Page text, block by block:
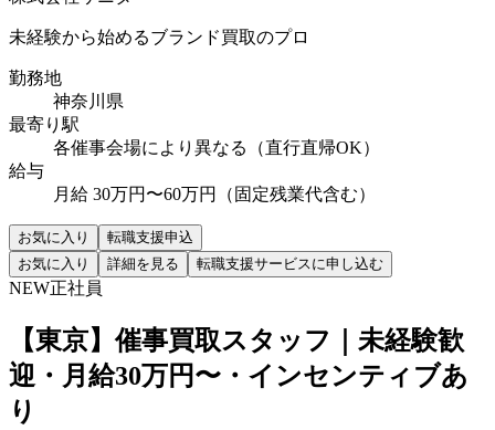
未経験から始めるブランド買取のプロ
勤務地
神奈川県
最寄り駅
各催事会場により異なる（直行直帰OK）
給与
月給 30万円〜60万円（固定残業代含む）
お気に入り
転職支援申込
お気に入り
詳細を見る 転職支援サービスに申し込む
NEW正社員
【東京】催事買取スタッフ｜未経験歓
迎・月給30万円〜・インセンティブあ
り